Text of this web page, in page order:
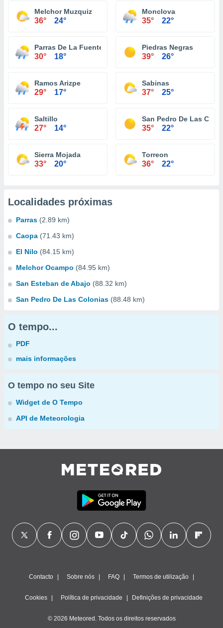
Melchor Muzquiz
36° 24°
Monclova
35° 22°
Parras De La Fuente
30° 18°
Piedras Negras
39° 26°
Ramos Arizpe
29° 17°
Sabinas
37° 25°
Saltillo
27° 14°
San Pedro De Las
35° 22°
Sierra Mojada
33° 20°
Torreon
36° 22°
Localidades próximas
Parras (2.89 km)
Caopa (71.43 km)
El Nilo (84.15 km)
Melchor Ocampo (84.95 km)
San Esteban de Abajo (88.32 km)
San Pedro De Las Colonias (88.48 km)
O tempo...
PDF
mais informações
O tempo no seu Site
Widget de O Tempo
API de Meteorologia
Contacto Sobre nós FAQ Termos de utilização
Cookies Política de privacidade Definições de privacidade
© 2026 Meteored. Todos os direitos reservados